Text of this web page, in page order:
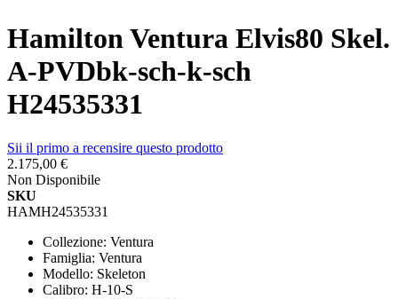
Hamilton Ventura Elvis80 Skel.
A-PVDbk-sch-k-sch
H24535331
Sii il primo a recensire questo prodotto
2.175,00 €
Non Disponibile
SKU
HAMH24535331
Collezione: Ventura
Famiglia: Ventura
Modello: Skeleton
Calibro: H-10-S